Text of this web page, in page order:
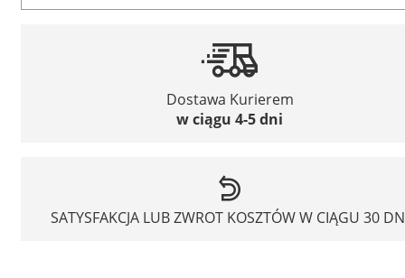
Dostawa Kurierem
w ciągu 4-5 dni
SATYSFAKCJA LUB ZWROT KOSZTÓW W CIĄGU 30